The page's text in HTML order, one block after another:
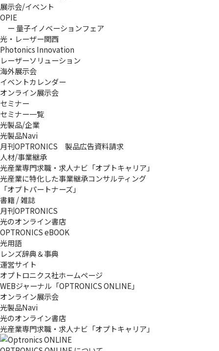
展示会/イベント
OPIE
ー 量子イノベーションフェア
光・レーザー関西
Photonics Innovation
レーザーソリューション
海外展示会
イベントカレンダー
オンライン展示会
セミナー
セミナー一覧
光製品/企業
光製品Navi
月刊OPTRONICS 製品広告資料請求
人材/事業継承
光産業専門求職・求人ナビ「オプトキャリア」
光産業に特化した事業継承コンサルティング
「オプトパートナーズ」
書籍 / 雑誌
月刊OPTRONICS
光のオンライン書店
OPTRONICS eBOOK
光用語
レンズ辞典＆事典
運営サイト
オプトロニクス社ホームページ
WEBジャーナル「OPTRONICS ONLINE」
オンライン展示会
光製品Navi
光のオンライン書店
光産業専門求職・求人ナビ「オプトキャリア」